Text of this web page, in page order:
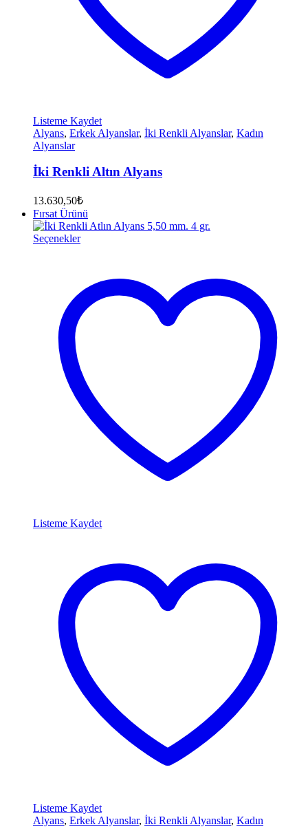
Listeme Kaydet
Alyans, Erkek Alyanslar, İki Renkli Alyanslar, Kadın
Alyanslar
İki Renkli Altın Alyans
13.630,50₺
Fırsat Ürünü
Seçenekler
Listeme Kaydet
Listeme Kaydet
Alyans, Erkek Alyanslar, İki Renkli Alyanslar, Kadın